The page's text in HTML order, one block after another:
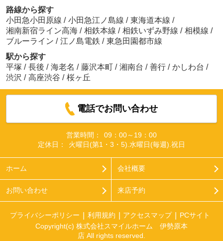
路線から探す
小田急小田原線 / 小田急江ノ島線 / 東海道本線 /
湘南新宿ライン高海 / 相鉄本線 / 相鉄いずみ野線 / 相模線 /
ブルーライン / 江ノ島電鉄 / 東急田園都市線
駅から探す
平塚 / 長後 / 海老名 / 藤沢本町 / 湘南台 / 善行 / かしわ台 /
渋沢 / 高座渋谷 / 桜ヶ丘
電話でお問い合わせ
営業時間：
09：00～19：00
定休日：
火曜日(第1・3・5).水曜日(毎週).祝日
ホーム 会社概要
お問い合わせ 来店予約
プライバシーポリシー 利用規約 アクセスマップ
PCサイト
Copyright(c) 株式会社スマイルホーム 伊勢原本
店 All rights reserved.